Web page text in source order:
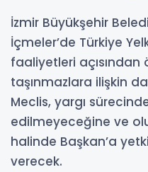
İzmir Büyükşehir
İçmeler’de Türkiye
faaliyetleri
taşınmazlara ilişkin
Meclis, yargı
edilmeyeceğine ve
halinde Başkan’a
verecek.